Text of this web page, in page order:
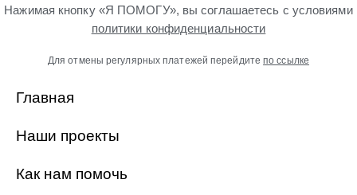
Нажимая кнопку «Я ПОМОГУ», вы соглашаетесь с условиями
политики конфиденциальности
Для отмены регулярных платежей перейдитепо ссылке
Главная
Наши проекты
Как нам помочь